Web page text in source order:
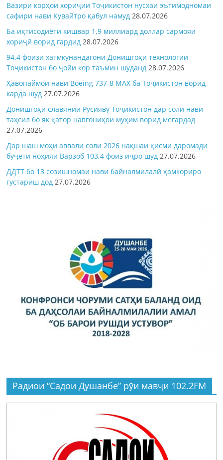
Вазири корҳои хориҷии Тоҷикистон нусхаи эътимодномаи
сафири нави Кувайтро қабул намуд 28.07.2026
Ба иқтисодиёти кишвар 1,9 миллиард доллар сармояи
хориҷӣ ворид гардид 28.07.2026
94,4 фоизи хатмкунандагони Донишгоҳи технологии
Тоҷикистон бо ҷойи кор таъмин шуданд 28.07.2026
Ҳавопаймои нави Boeing 737-8 MAX ба Тоҷикистон ворид
карда шуд 27.07.2026
Донишгоҳи славянии Русияву Тоҷикистон дар соли нави
таҳсил бо як қатор навгониҳои муҳим ворид мегардад
27.07.2026
Дар шаш моҳи аввали соли 2026 нақшаи қисми даромади
буҷети ноҳияи Варзоб 103,4 фоиз иҷро шуд 27.07.2026
ДДТТ бо 13 созишномаи нави байналмилалӣ ҳамкориро
густариш дод 27.07.2026
Радиои “Садои Душанбе” рӯи мавҷи 102.2FM